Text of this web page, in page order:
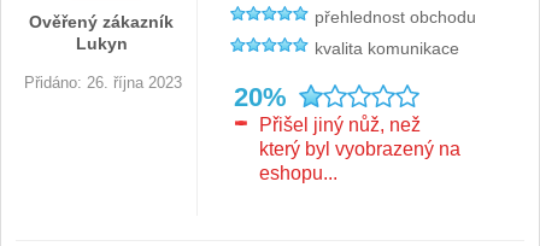
Ověřený zákazník
Lukyn
Přidáno: 26. října 2023
přehlednost obchodu
kvalita komunikace
20%
Přišel jiný nůž, než
který byl vyobrazený na
eshopu...